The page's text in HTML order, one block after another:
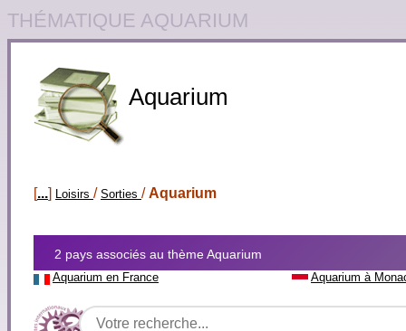
THÉMATIQUE AQUARIUM
Aquarium
[...] Loisirs / Sorties /Aquarium
2 pays associés au thème Aquarium
Aquarium en France Aquarium à